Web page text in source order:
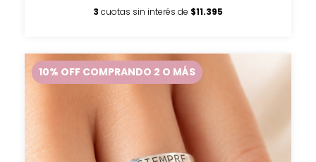
3 cuotas sin interés de $11.395
10% OFF COMPRANDO 2 O MÁS